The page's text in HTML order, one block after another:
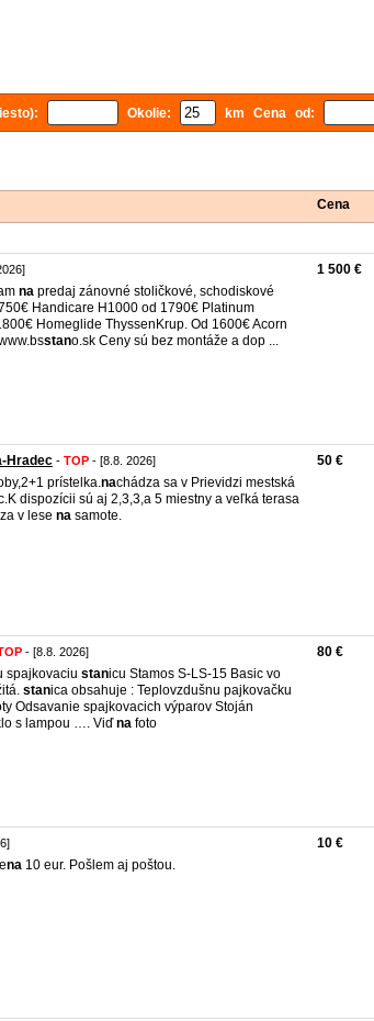
Okolie: km Cena od:
Cena
na predaj zánovné stoličkové, schodiskové
Handicare H1000 od 1790€ Platinum
Homeglide ThyssenKrup. Od 1600€ Acorn
stano.sk Ceny sú bez montáže a dop ...
1 500 €
Hradec - TOP - [8.8. 2026]
prístelka.nachádza sa v Prievidzi mestská
dispozícii sú aj 2,3,3,a 5 miestny a veľká terasa
v lese na samote.
50 €
- [8.8. 2026]
spajkovaciu stanicu Stamos S-LS-15 Basic vo
stanica obsahuje : Teplovzdušnu pajkovačku
Odsavanie spajkovacich výparov Stoján
s lampou …. Viďna foto
80 €
na 10 eur. Pošlem aj poštou.
10 €